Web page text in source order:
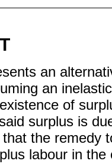
an
an
of
surplus is
the remedy
labour in